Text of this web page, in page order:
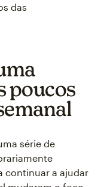
das
poucos
série de
continuar a ajudar